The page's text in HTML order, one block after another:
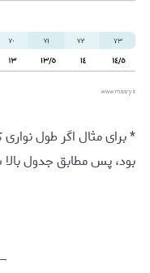
* برای مثال اگر طول
بود، پس مطابق جدول بالا